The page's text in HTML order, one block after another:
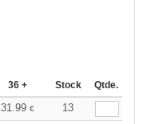
36 + Stock Qtde.
31.99 €
13